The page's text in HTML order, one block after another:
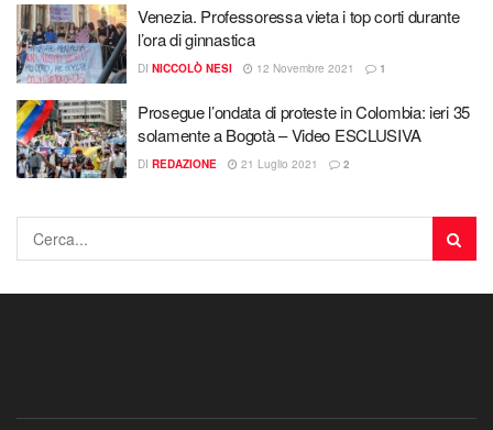
Venezia. Professoressa vieta i top corti durante
l’ora di ginnastica
DI NICCOLÒ NESI 12 Novembre 2021 1
Prosegue l’ondata di proteste in Colombia: ieri 35
solamente a Bogotà – Video ESCLUSIVA
DI REDAZIONE 21 Luglio 2021 2